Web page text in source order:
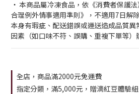
· 本商品屬冷凍食品，依《消費者保護
合理例外情事適用準則》，不適用7日解
本身有瑕疵、配送錯誤或運送造成品質異
因素（如口味不符、誤購、重複下單等）
全店，商品滿2000元免運費
指定分類，滿5,000元，贈滴紅豆體驗